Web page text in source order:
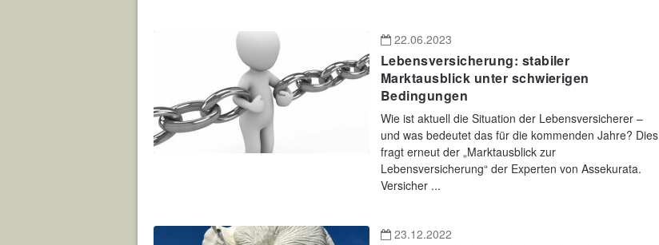
22.06.2023
Lebensversicherung: stabiler
Marktausblick unter schwierigen
Bedingungen
Wie ist aktuell die Situation der Lebensversicherer –
und was bedeutet das für die kommenden Jahre? Dies
fragt erneut der „Marktausblick zur
Lebensversicherung“ der Experten von Assekurata.
Versicher ...
23.12.2022